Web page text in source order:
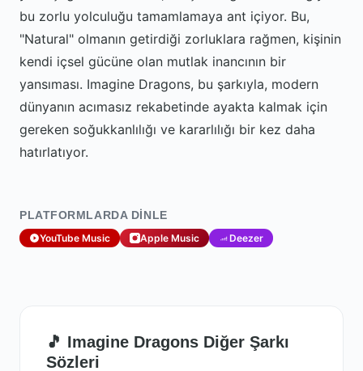
bu zorlu yolculuğu tamamlamaya ant içiyor. Bu,
"Natural" olmanın getirdiği zorluklara rağmen, kişinin
kendi içsel gücüne olan mutlak inancının bir
yansıması. Imagine Dragons, bu şarkıyla, modern
dünyanın acımasız rekabetinde ayakta kalmak için
gereken soğukkanlılığı ve kararlılığı bir kez daha
hatırlatıyor.
PLATFORMLARDA DINLE
YouTube Music Apple Music Deezer
🎵 Imagine Dragons Diğer Şarkı
Sözleri